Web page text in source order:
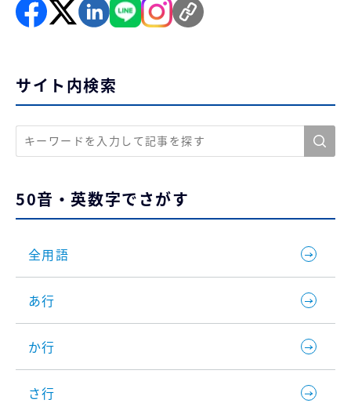
サイト内検索
50音・英数字でさがす
全用語
あ行
か行
さ行